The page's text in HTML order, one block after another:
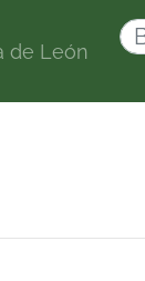
de León